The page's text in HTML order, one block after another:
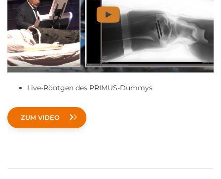
Live-Röntgen des PRIMUS-Dummys
ZUM VIDEO